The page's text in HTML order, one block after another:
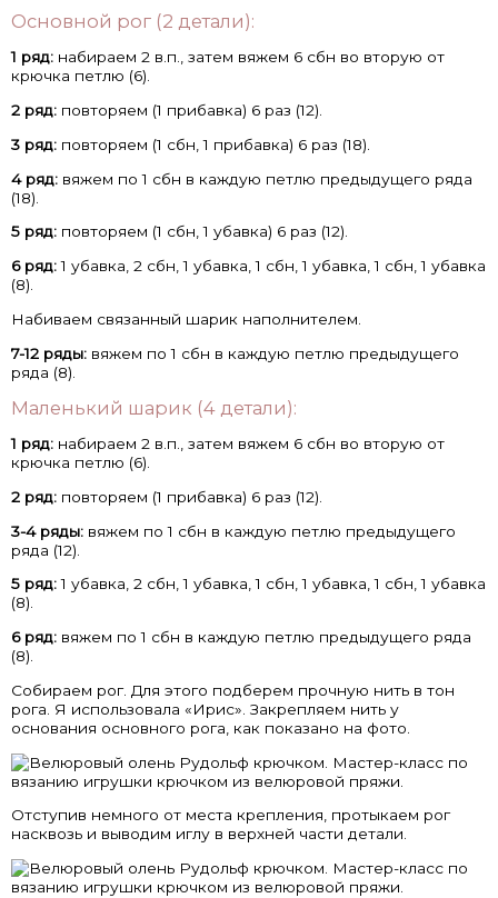
Основной рог (2 детали):
1 ряд: набираем 2 в.п., затем вяжем 6 сбн во вторую от
крючка петлю (6).
2 ряд: повторяем (1 прибавка) 6 раз (12).
3 ряд: повторяем (1 сбн, 1 прибавка) 6 раз (18).
4 ряд: вяжем по 1 сбн в каждую петлю предыдущего ряда
(18).
5 ряд: повторяем (1 сбн, 1 убавка) 6 раз (12).
6 ряд:1 убавка, 2 сбн, 1 убавка, 1 сбн, 1 убавка, 1 сбн, 1 убавка
(8).
Набиваем связанный шарик наполнителем.
7-12 ряды: вяжем по 1 сбн в каждую петлю предыдущего
ряда (8).
Маленький шарик (4 детали):
1 ряд: набираем 2 в.п., затем вяжем 6 сбн во вторую от
крючка петлю (6).
2 ряд: повторяем (1 прибавка) 6 раз (12).
3-4 ряды: вяжем по 1 сбн в каждую петлю предыдущего
ряда (12).
5 ряд:1 убавка, 2 сбн, 1 убавка, 1 сбн, 1 убавка, 1 сбн, 1 убавка
(8).
6 ряд: вяжем по 1 сбн в каждую петлю предыдущего ряда
(8).
Собираем рог. Для этого подберем прочную нить в тон
рога. Я использовала «Ирис». Закрепляем нить у
основания основного рога, как показано на фото.
Отступив немного от места крепления, протыкаем рог
насквозь и выводим иглу в верхней части детали.